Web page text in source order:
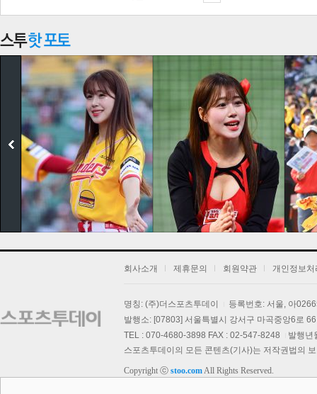
기
회사소개 제휴문의 회원약관 개인정보처
명칭: (주)더스포츠투데이
등록번호: 서울, 아
발행소: [07803] 서울특별시 강서구 마곡중앙6로
TEL : 070-4680-3898 FAX : 02-547-8248
발행년
스포츠투데이의 모든 콘텐츠(기사)는 저작권법의
Copyright ⓒ stoo.comAll Rights Reserved.